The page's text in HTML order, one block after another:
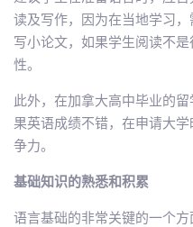
读及写作，因为在当地学习
写小论文，如果学生阅读不
性。
此外，在加拿大高中毕业的
果英语成绩不错，在申请大
争力。
基础知识的熟悉和积累
语言基础的非常关键的一个